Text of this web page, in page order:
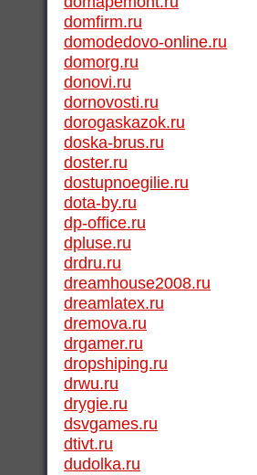
domfirm.ru
domodedovo-online.ru
domorg.ru
donovi.ru
dornovosti.ru
dorogaskazok.ru
doska-brus.ru
doster.ru
dostupnoegilie.ru
dota-by.ru
dp-office.ru
dpluse.ru
drdru.ru
dreamhouse2008.ru
dreamlatex.ru
dremova.ru
drgamer.ru
dropshiping.ru
drwu.ru
drygie.ru
dsvgames.ru
dtivt.ru
dudolka.ru